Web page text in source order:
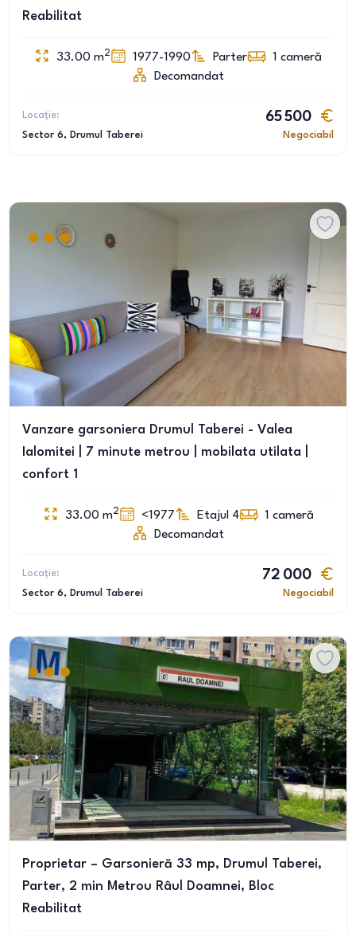
Reabilitat
33.00 m2 1977-1990 Parter 1 cameră
Decomandat
Locație:
Sector 6, Drumul Taberei
65 500
Negociabil
Vanzare garsoniera Drumul Taberei - Valea
Ialomitei | 7 minute metrou | mobilata utilata |
confort 1
33.00 m2 <1977 Etajul 4 1 cameră
Decomandat
Locație:
Sector 6, Drumul Taberei
72 000
Negociabil
Proprietar – Garsonieră 33 mp, Drumul Taberei,
Parter, 2 min Metrou Râul Doamnei, Bloc
Reabilitat